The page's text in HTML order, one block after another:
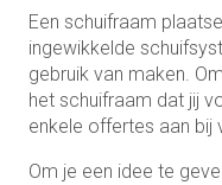
Een schuifraam
ingewikkelde
gebruik van maken.
het schuifraam dat jij
enkele offertes aan bij
Om je een idee te